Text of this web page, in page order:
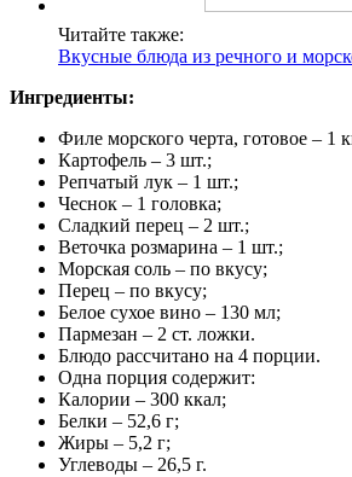
Читайте также:
Вкусные блюда из речного и
Ингредиенты:
Филе морского черта, готовое – 1
Картофель – 3 шт.;
Репчатый лук – 1 шт.;
Чеснок – 1 головка;
Сладкий перец – 2 шт.;
Веточка розмарина – 1 шт.;
Морская соль – по вкусу;
Перец – по вкусу;
Белое сухое вино – 130 мл;
Пармезан – 2 ст. ложки.
Блюдо рассчитано на 4 порции.
Одна порция содержит:
Калории – 300 ккал;
Белки – 52,6 г;
Жиры – 5,2 г;
Углеводы – 26,5 г.